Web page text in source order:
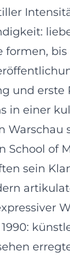
und erste
in einer
Warschau
School of
sein